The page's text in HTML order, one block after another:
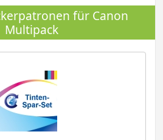
für Canon
Multipack